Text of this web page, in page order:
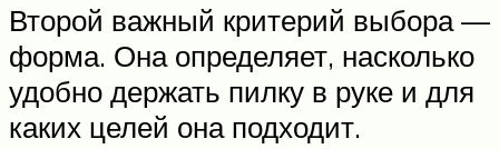
Второй важный критерий выбора —
форма. Она определяет, насколько
удобно держать пилку в руке и для
каких целей она подходит.